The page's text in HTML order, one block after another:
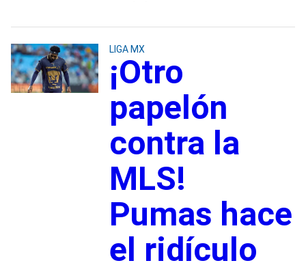
LIGA MX
¡Otro
papelón
contra la
MLS!
Pumas hace
el ridículo